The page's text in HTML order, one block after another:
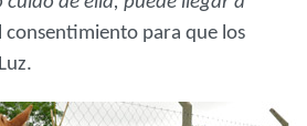
para que los